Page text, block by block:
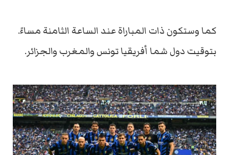
كما وستكون ذات المباراة عند الساعة الثامنة مساءً.
بتوقيت دول شما أفريقيا تونس والمغرب والجزائر.